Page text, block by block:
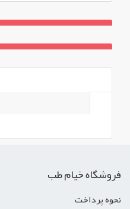
فروشگاه خیام طب
نحوه پرداخت